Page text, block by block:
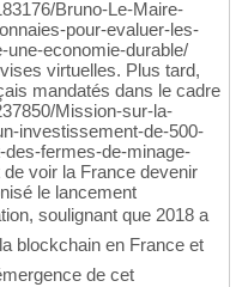
Bruno-Le-Maire-
pour-evaluer-les-
economie-durable/
virtuelles. Plus tard,
mandatés dans le cadre
Mission-sur-la-
investissement-de-500-
des-fermes-de-minage-
voir la France devenir
le lancement
soulignant que 2018 a
blockchain en France et
de cet